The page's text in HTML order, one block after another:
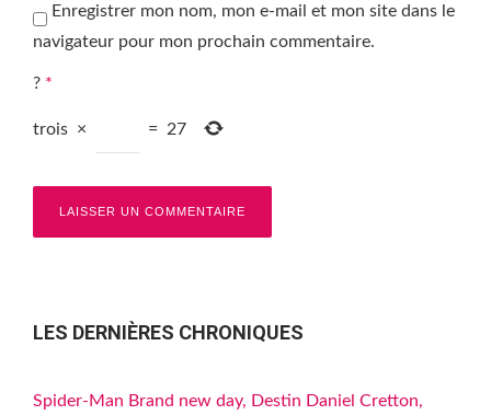
Enregistrer mon nom, mon e-mail et mon site dans le
navigateur pour mon prochain commentaire.
? *
trois × = 27
LES DERNIÈRES CHRONIQUES
Spider-Man Brand new day, Destin Daniel Cretton,